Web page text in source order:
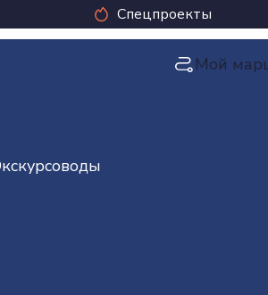
Спецпроекты
Мой